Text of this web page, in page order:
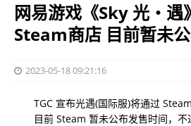
网易游戏《Sky 光・遇
Steam商店 目前暂未
2023-05-18 09:21:16
TGC 宣布光遇(国际服)将通过
目前 Steam 暂未公布发售时间，不